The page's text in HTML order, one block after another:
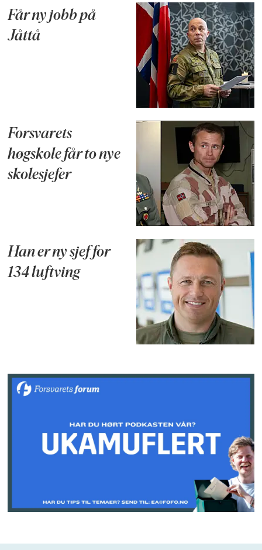
Får ny jobb på
Jåttå
Forsvarets
høgskole får to nye
skolesjefer
Han er ny sjef for
134 luftving